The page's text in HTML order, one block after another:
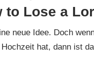
to Lose a
neue Idee. Doch
hat, dann ist